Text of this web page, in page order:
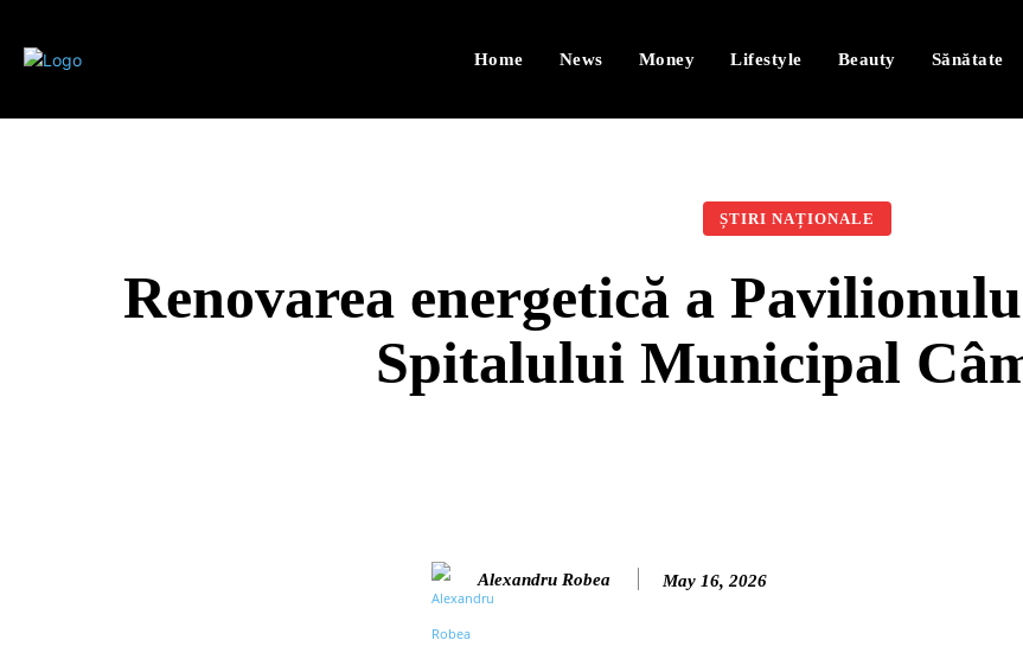
Home News Money Lifestyle Beauty Sănătate
ȘTIRI NAȚIONALE
Renovarea energetică a
Spitalului Municipal
Alexandru Robea May 16, 2026